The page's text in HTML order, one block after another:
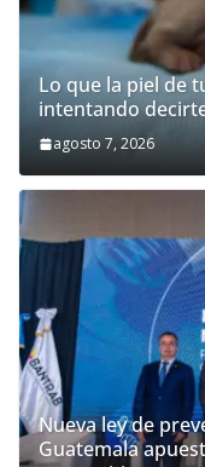
Lo que la piel de
intentando
agosto 7, 2026
Nueva ley de
Guatemala